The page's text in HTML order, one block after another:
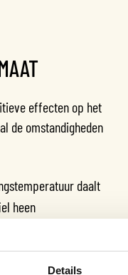
Details
effecten op het
de omstandigheden
daalt
heen
grond raakt
(groei en